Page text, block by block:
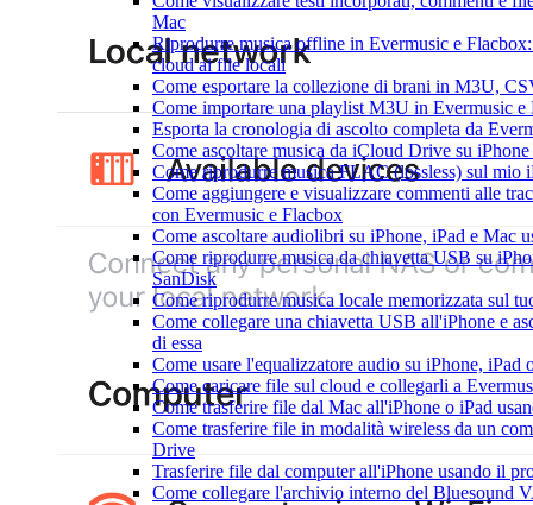
Mac
Riprodurre musica offline in Evermusic e
cloud ai file locali
Come esportare la collezione di brani in M3U,
Come importare una playlist M3U in Evermusic e
Esporta la cronologia di ascolto completa da
Come ascoltare musica da iCloud Drive su
Come riprodurre musica FLAC (lossless) sul mio
Come aggiungere e visualizzare commenti alle
con Evermusic e Flacbox
Come ascoltare audiolibri su iPhone, iPad e Mac
Come riprodurre musica da chiavetta USB su
SanDisk
Come riprodurre musica locale memorizzata sul
Come collegare una chiavetta USB all'iPhone e
di essa
Come usare l'equalizzatore audio su iPhone,
Come caricare file sul cloud e collegarli a
Come trasferire file dal Mac all'iPhone o iPad
Come trasferire file in modalità wireless da un
Drive
Trasferire file dal computer all'iPhone usando il
Come collegare l'archivio interno del Bluesound